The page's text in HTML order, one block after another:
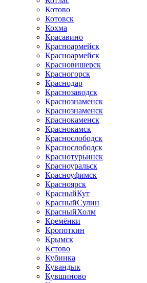
Котово
Котовск
Кохма
Красавино
Красноармейск
Красноармейск
Красновишерск
Красногорск
Краснодар
Краснозаводск
Краснознаменск
Краснознаменск
Краснокаменск
Краснокамск
Краснослободск
Краснослободск
Краснотурьинск
Красноуральск
Красноуфимск
Красноярск
КрасныйКут
КрасныйСулин
КрасныйХолм
Кремёнки
Кропоткин
Крымск
Кстово
Кубинка
Кувандык
Кувшиново